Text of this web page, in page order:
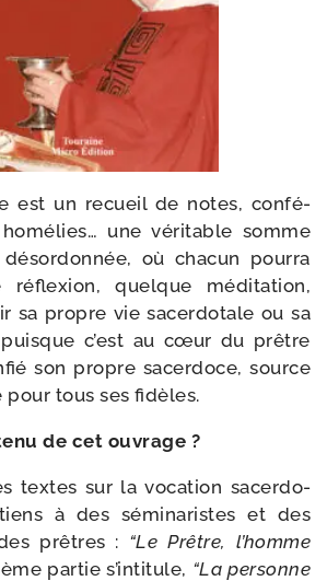
est un recueil de notes, confé­
une véri­table somme
où cha­cun pour­ra
réflexion, quelque médi­ta­tion,
sa propre vie sacer­do­tale ou sa
c’est au cœur du prêtre
son propre sacer­doce, source
tous ses fidèles.
de cet ouvrage ?
textes sur la voca­tion sacer­do­
à des sémi­na­ristes et des
prêtres : “Le Prêtre, l’homme
par­tie s’in­ti­tule, “La per­sonne